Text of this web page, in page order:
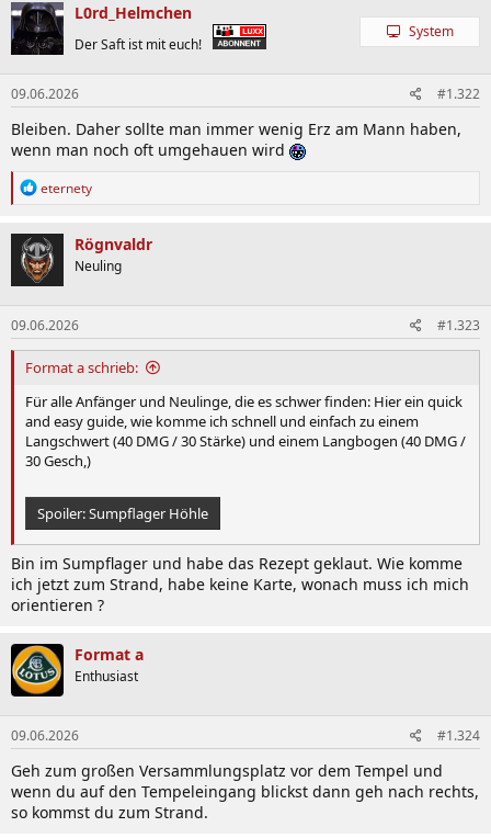
L0rd_Helmchen
Der Saft ist mit euch!
System
09.06.2026 #1.322
Bleiben. Daher sollte man immer wenig Erz am Mann haben,
wenn man noch oft umgehauen wird
R
k
t
i
o
n
e
n
eternety
Rögnvaldr
Neuling
09.06.2026 #1.323
Format a schrieb:
Für alle Anfänger und Neulinge, die es schwer finden: Hier ein quick
and easy guide, wie komme ich schnell und einfach zu einem
Langschwert (40 DMG / 30 Stärke) und einem Langbogen (40 DMG /
30 Gesch,)
Spoiler:Sumpflager Höhle
Bin im Sumpflager und habe das Rezept geklaut. Wie komme
ich jetzt zum Strand, habe keine Karte, wonach muss ich mich
orientieren ?
Format a
Enthusiast
09.06.2026 #1.324
Geh zum großen Versammlungsplatz vor dem Tempel und
wenn du auf den Tempeleingang blickst dann geh nach rechts,
so kommst du zum Strand.